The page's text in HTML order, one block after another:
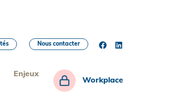
Enjeux
Workplace
Nous contacter